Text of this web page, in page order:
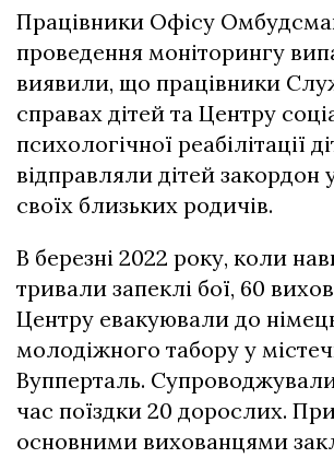
Працівники Офісу
проведення моніторингу
виявили, що працівники
справах дітей та Центру
психологічної реабілітації
відправляли дітей закордон
своїх близьких родичів.
В березні 2022 року, коли
тривали запеклі бої, 60
Центру евакуювали до
молодіжного табору у
Вупперталь. Супроводжували
час поїздки 20 дорослих.
основними вихованцями